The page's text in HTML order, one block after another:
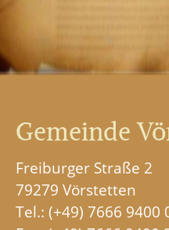
Gemeinde
Freiburger Straße 2
79279 Vörstetten
Tel.: (+49) 7666 9400